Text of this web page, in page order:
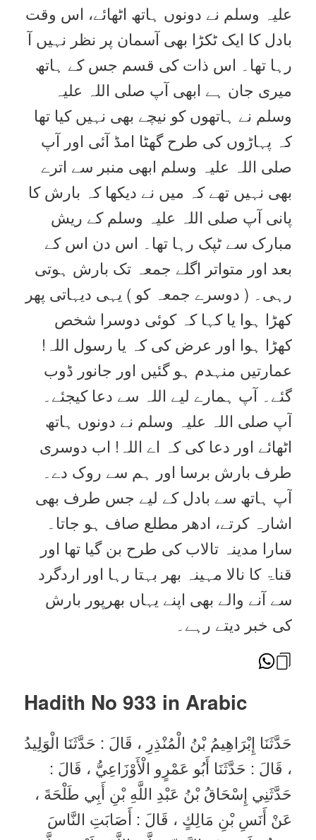
علیہ وسلم نے دونوں ہاتھ اٹھائے، اس وقت
بادل کا ایک ٹکڑا بھی آسمان پر نظر نہیں آ
رہا تھا۔ اس ذات کی قسم جس کے ہاتھ
میری جان ہے ابھی آپ صلی اللہ علیہ
وسلم نے ہاتھوں کو نیچے بھی نہیں کیا تھا
کہ پہاڑوں کی طرح گھٹا امڈ آئی اور آپ
صلی اللہ علیہ وسلم ابھی منبر سے اترے
بھی نہیں تھے کہ میں نے دیکھا کہ بارش کا
پانی آپ صلی اللہ علیہ وسلم کے ریش
مبارک سے ٹپک رہا تھا۔ اس دن اس کے
بعد اور متواتر اگلے جمعہ تک بارش ہوتی
رہی۔ ( دوسرے جمعہ کو ) یہی دیہاتی پھر
کھڑا ہوا یا کہا کہ کوئی دوسرا شخص
کھڑا ہوا اور عرض کی کہ یا رسول اللہ!
عمارتیں منہدم ہو گئیں اور جانور ڈوب
گئے۔ آپ ہمارے لیے اللہ سے دعا کیجئے۔
آپ صلی اللہ علیہ وسلم نے دونوں ہاتھ
اٹھائے اور دعا کی کہ اے اللہ! اب دوسری
طرف بارش برسا اور ہم سے روک دے۔
آپ ہاتھ سے بادل کے لیے جس طرف بھی
اشارہ کرتے، ادھر مطلع صاف ہو جاتا۔
سارا مدینہ تالاب کی طرح بن گیا تھا اور
قناۃ کا نالا مہینہ بھر بہتا رہا اور اردگرد
سے آنے والے بھی اپنے یہاں بھرپور بارش
کی خبر دیتے رہے۔
Hadith No 933 in Arabic
حَدَّثَنَا إِبْرَاهِيمُ بْنُ الْمُنْذِرِ ، قَالَ : حَدَّثَنَا الْوَلِيدُ
، قَالَ : حَدَّثَنَا أَبُو عَمْرٍو الْأَوْزَاعِيُّ ، قَالَ :
حَدَّثَنِي إِسْحَاقُ بْنُ عَبْدِ اللَّهِ بْنِ أَبِي طَلْحَةَ ،
عَنْ أَنَسِ بْنِ مَالِكٍ ، قَالَ : أَصَابَتِ النَّاسَ